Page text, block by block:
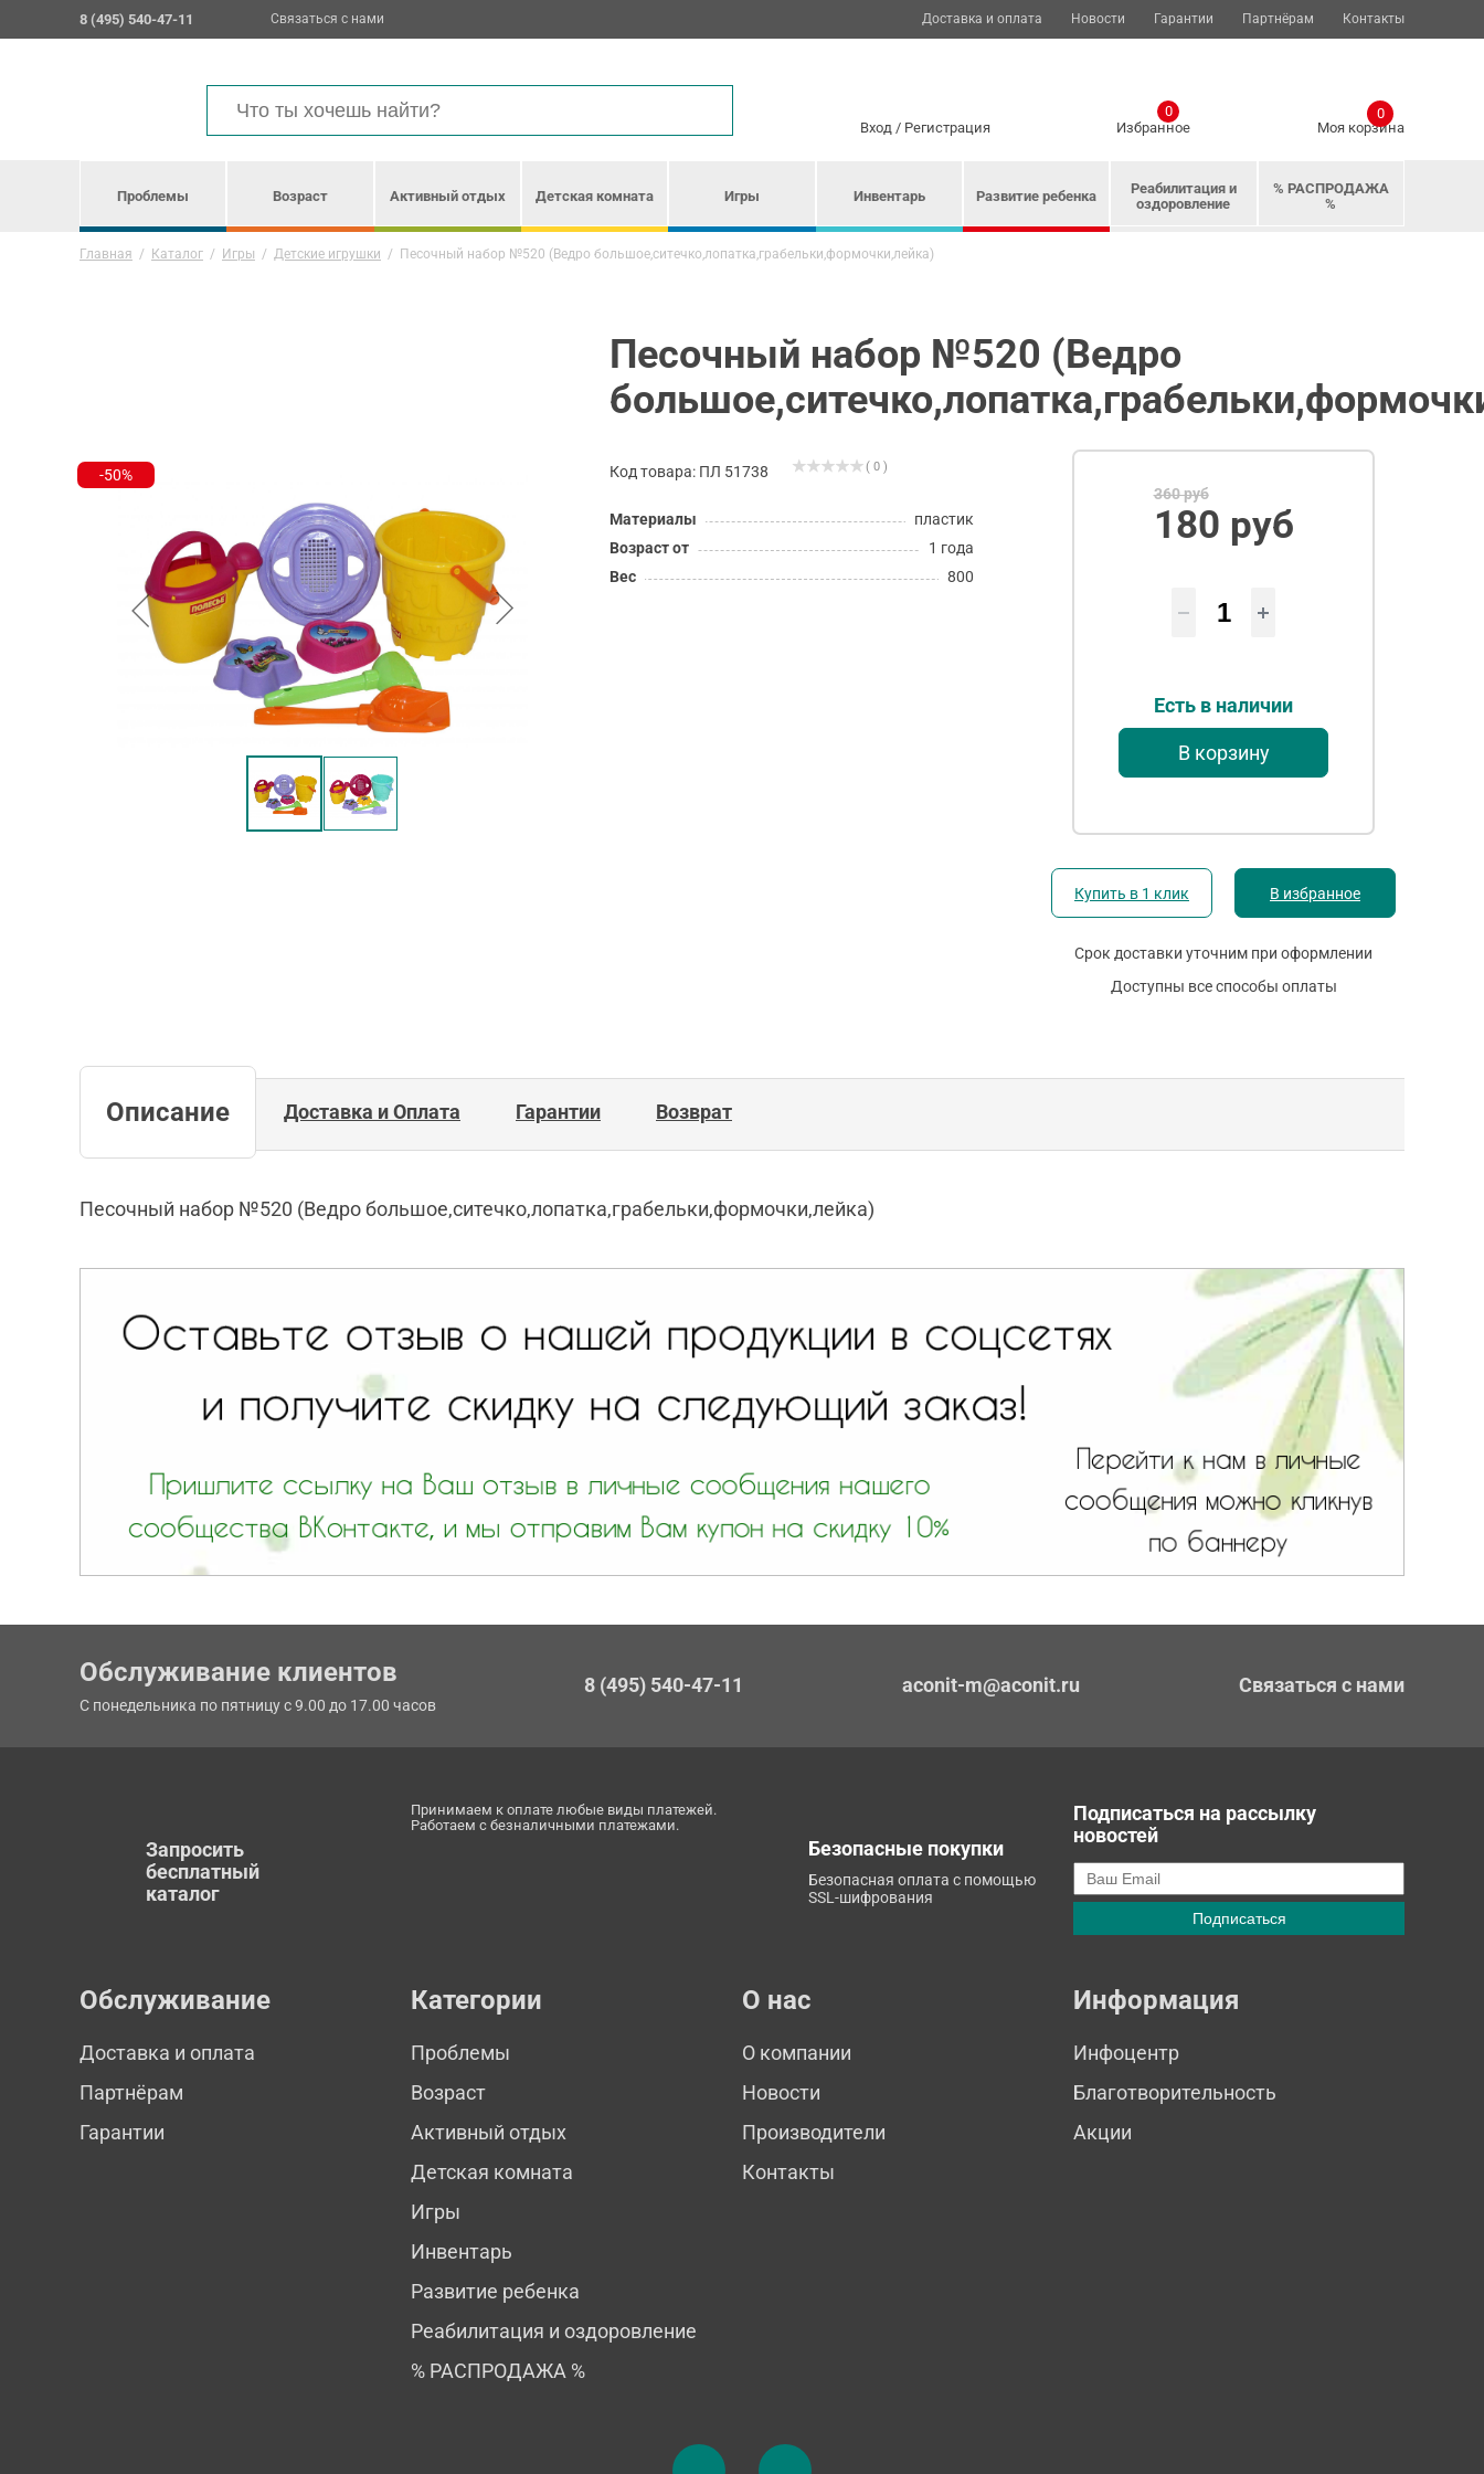
8 (495) 540-47-11 Связаться с нами Доставка и оплата Новости Гарантии Партнёрам Контакты
Вход/ Регистрация Избранное
0
Моя корзина
0
Проблемы Возраст Активный отдых Детская комната Игры Инвентарь Развитие ребенка
Реабилитация и
оздоровление
% РАСПРОДАЖА
%
Главная / Каталог / Игры / Детские игрушки / Песочный набор №520 (Ведро большое,ситечко,лопатка,грабельки,формочки,лейка)
-50%
Песочный набор №520 (Ведро
Код товара: ПЛ 51738 ( 0 )
Материалы
пластик
Возраст от
1 года
Вес
800
360 руб
180 руб
Есть в наличии
В корзину
Купить в 1 клик В избранное
Срок доставки уточним при оформлении
Доступны все способы оплаты
Описание Доставка и Оплата Гарантии Возврат
Песочный набор №520 (Ведро большое,ситечко,лопатка,грабельки,формочки,лейка)
Обслуживание клиентов
С понедельника по пятницу с 9.00 до 17.00 часов
8 (495) 540-47-11 aconit-m@aconit.ru Связаться с нами
Запросить
бесплатный
каталог
Принимаем к оплате любые виды платежей.
Работаем с безналичными платежами.
Безопасные покупки
Безопасная оплата с помощью
SSL-шифрования
Подписаться на рассылку
новостей
Обслуживание
Доставка и оплата
Партнёрам
Гарантии
Категории
Проблемы
Возраст
Активный отдых
Детская комната
Игры
Инвентарь
Развитие ребенка
Реабилитация и оздоровление
% РАСПРОДАЖА %
О нас
О компании
Новости
Производители
Контакты
Информация
Инфоцентр
Благотворительность
Акции